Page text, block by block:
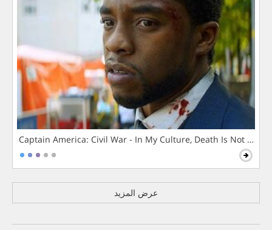
Captain America: Civil War - In My Culture, Death Is Not The
عرض المزيد